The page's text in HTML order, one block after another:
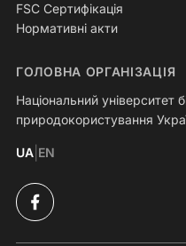
FSC Сертифікація
Нормативні акти
ГОЛОВНА ОРГАНІЗАЦІЯ
Національний університет
природокористування
UA EN